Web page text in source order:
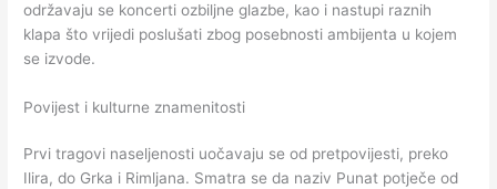
održavaju se koncerti ozbiljne glazbe, kao i nastupi raznih
klapa što vrijedi poslušati zbog posebnosti ambijenta u kojem
se izvode.
Povijest i kulturne znamenitosti
Prvi tragovi naseljenosti uočavaju se od pretpovijesti, preko
Ilira, do Grka i Rimljana. Smatra se da naziv Punat potječe od